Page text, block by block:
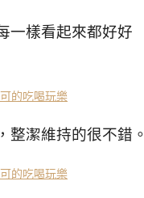
一樣看起來都好好
整潔維持的很不錯。